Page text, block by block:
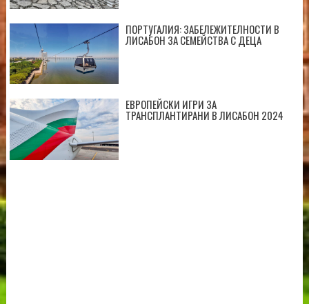
ПОРТУГАЛИЯ: ЗАБЕЛЕЖИТЕЛНОСТИ В
ЛИСАБОН ЗА СЕМЕЙСТВА С ДЕЦА
ЕВРОПЕЙСКИ ИГРИ ЗА
ТРАНСПЛАНТИРАНИ В ЛИСАБОН 2024